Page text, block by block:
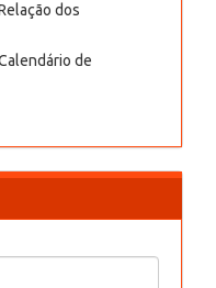
dos
de